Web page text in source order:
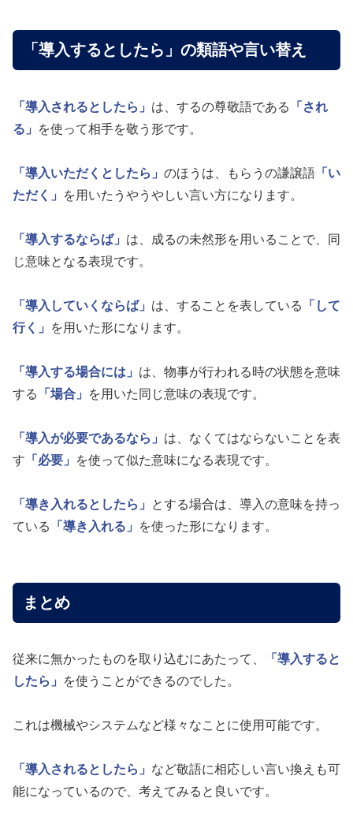
「導入するとしたら」の類語や言い替え
「導入されるとしたら」 は、するの尊敬語である
「され
る」
を使って相手を敬う形です。
「導入いただくとしたら」 のほうは、もらうの謙譲語 「い
ただく」
を用いたうやうやしい言い方になります。
「導入するならば」 は、成るの未然形を用いることで、同
じ意味となる表現です。
「導入していくならば」 は、することを表している
「して
行く」
を用いた形になります。
「導入する場合には」 は、物事が行われる時の状態を意味
する
「場合」 を用いた同じ意味の表現です。
「導入が必要であるなら」 は、なくてはならないことを表
す 「必要」 を使って似た意味になる表現です。
「導き入れるとしたら」
とする場合は、導入の意味を持っ
ている
「導き入れる」 を使った形になります。
まとめ
従来に無かったものを取り込むにあたって、
「導入すると
したら」
を使うことができるのでした。
これは機械やシステムなど様々なことに使用可能です。
「導入されるとしたら」 など敬語に相応しい言い換えも可
能になっているので、考えてみると良いです。